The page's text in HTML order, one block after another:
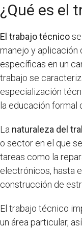
¿Qué es el
El trabajo técnico
manejo y aplicación
específicas en un
trabajo se
especialización
la educación formal
La naturaleza del
o sector en el que
tareas como la
electrónicos, hasta
construcción de
El trabajo técnico
un área particular,